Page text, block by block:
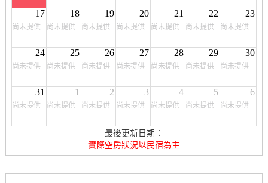
17
尚未提供
18
尚未提供
19
尚未提供
20
尚未提供
21
尚未提供
22
尚未提供
23
尚未提供
24
尚未提供
25
尚未提供
26
尚未提供
27
尚未提供
28
尚未提供
29
尚未提供
30
尚未提供
31
尚未提供
1
尚未提供
2
尚未提供
3
尚未提供
4
尚未提供
5
尚未提供
6
尚未提供
最後更新日期：
實際空房狀況以民宿為主